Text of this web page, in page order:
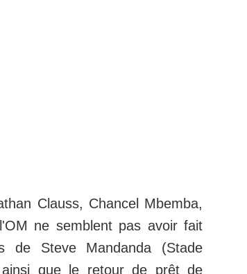
Clauss, Chancel Mbemba,
ne semblent pas avoir fait
de Steve Mandanda (Stade
ainsi que le retour de prêt de